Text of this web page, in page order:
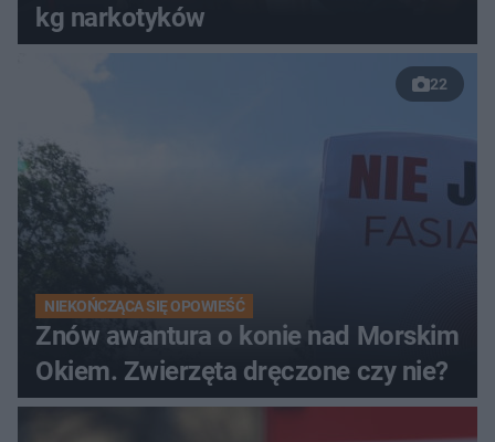
kg narkotyków
22
NIEKOŃCZĄCA SIĘ OPOWIEŚĆ
Znów awantura o konie nad Morskim
Okiem. Zwierzęta dręczone czy nie?